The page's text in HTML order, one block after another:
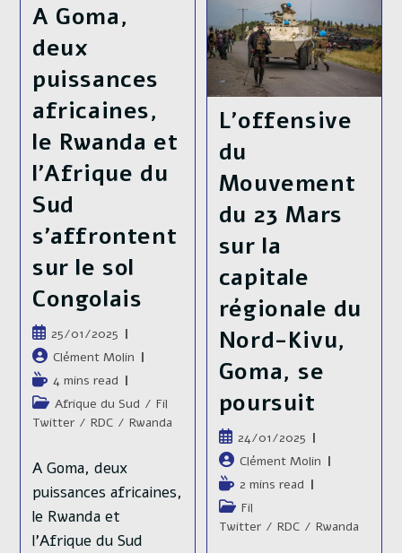
Le
M23
Soutenu
Par
L’armée
Rwandaise
🇷🇼
Et
La
Rapprochent
La
A Goma,
deux
puissances
africaines,
le Rwanda et
l’Afrique du
Sud
s’affrontent
sur le sol
Congolais
Publication
publiée :
25/01/2025
Auteur/autrice
de
la
publication :
Clément Molin
Temps
de
lecture :
4 mins read
Post
category:
Afrique du Sud / Fil
Twitter / RDC / Rwanda
A Goma, deux
puissances africaines,
le Rwanda et
l'Afrique du Sud
L’offensive
du
Mouvement
du 23 Mars
sur la
capitale
régionale du
Nord-Kivu,
Goma, se
poursuit
Publication
publiée :
24/01/2025
Auteur/autrice
de
la
publication :
Clément Molin
Temps
de
lecture :
2 mins read
Post
category:
Fil
Twitter / RDC / Rwanda